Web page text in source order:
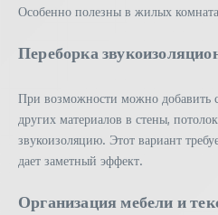
Особенно полезны в жилых
Переборка
При возможности можно добавить
других материалов в стены,
звукоизоляцию. Этот вариант
дает заметный эффект.
Организация мебели и